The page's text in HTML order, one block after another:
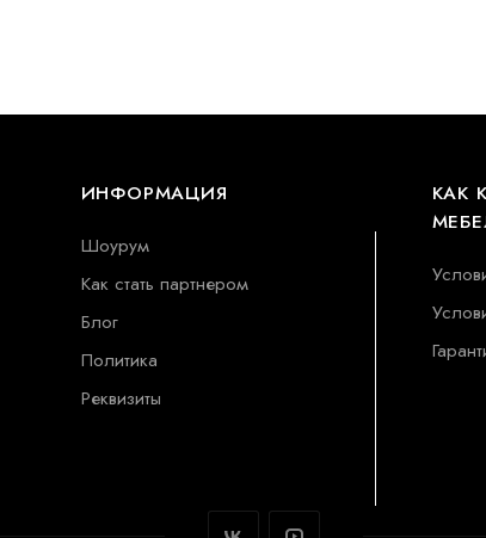
ИНФОРМАЦИЯ
Шоурум
Как стать партнером
Блог
Политика
Реквизиты
КАК